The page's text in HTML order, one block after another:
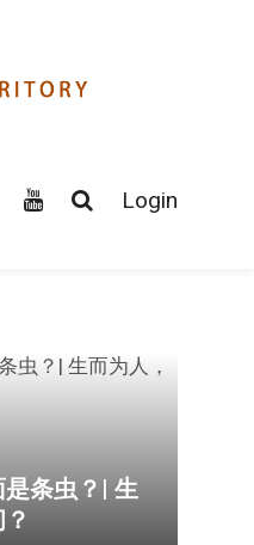
Login
条虫？| 生